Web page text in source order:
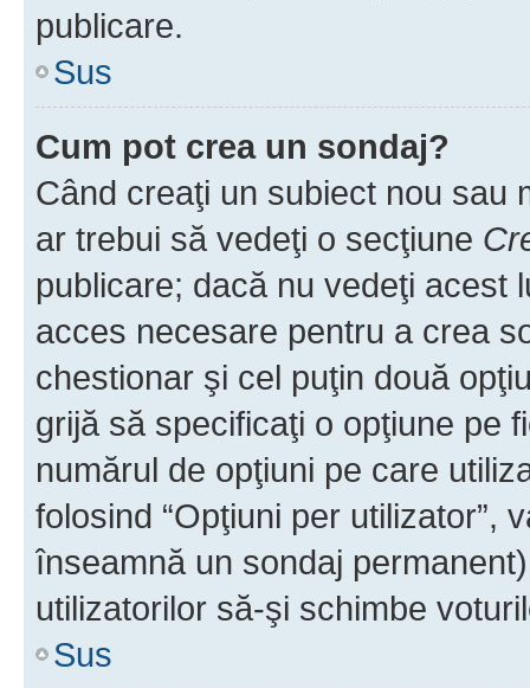
publicare.
Sus
Cum pot crea un sondaj?
Când creaţi un subiect nou sau
ar trebui să vedeţi o secţiune
publicare; dacă nu vedeţi acest
acces necesare pentru a crea
chestionar şi cel puţin două
grijă să specificaţi o opţiune pe
numărul de opţiuni pe care
folosind “Opţiuni per utilizator”,
înseamnă un sondaj
utilizatorilor să-şi schimbe
Sus